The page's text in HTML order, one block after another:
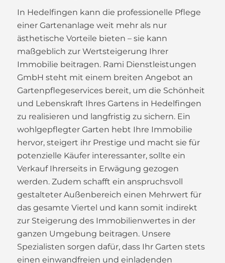
In Hedelfingen kann die professionelle Pflege
einer Gartenanlage weit mehr als nur
ästhetische Vorteile bieten – sie kann
maßgeblich zur Wertsteigerung Ihrer
Immobilie beitragen. Rami Dienstleistungen
GmbH steht mit einem breiten Angebot an
Gartenpflegeservices bereit, um die Schönheit
und Lebenskraft Ihres Gartens in Hedelfingen
zu realisieren und langfristig zu sichern. Ein
wohlgepflegter Garten hebt Ihre Immobilie
hervor, steigert ihr Prestige und macht sie für
potenzielle Käufer interessanter, sollte ein
Verkauf Ihrerseits in Erwägung gezogen
werden. Zudem schafft ein anspruchsvoll
gestalteter Außenbereich einen Mehrwert für
das gesamte Viertel und kann somit indirekt
zur Steigerung des Immobilienwertes in der
ganzen Umgebung beitragen. Unsere
Spezialisten sorgen dafür, dass Ihr Garten stets
einen einwandfreien und einladenden